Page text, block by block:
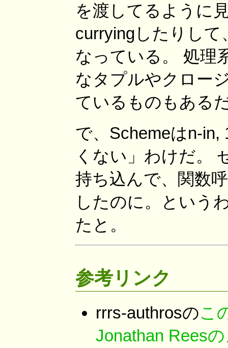
を渡してるように
curryingしたりして
なっている。 処理
なタプルやクロー
ているものもある
で、Schemeはn-
くない」わけだ。
持ち込んで、関数
したのに。という
たと。
参考リンク
rrrs-authrosのこ
Jonathan Rees